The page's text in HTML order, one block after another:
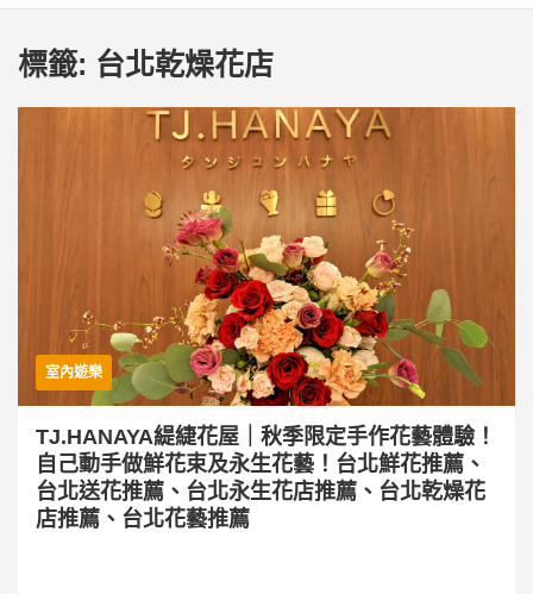
標籤: 台北乾燥花店
室內遊樂
TJ.HANAYA緹緁花屋｜秋季限定手作花藝體驗！
自己動手做鮮花束及永生花藝！台北鮮花推薦、
台北送花推薦、台北永生花店推薦、台北乾燥花
店推薦、台北花藝推薦